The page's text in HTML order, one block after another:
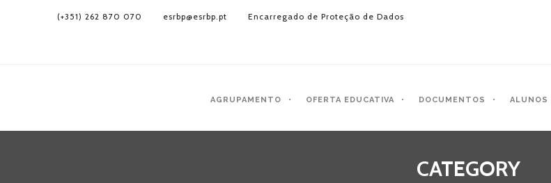
(+351) 262 870 070 esrbp@esrbp.pt Encarregado de Proteção de Dados
AGRUPAMENTO OFERTA EDUCATIVA DOCUMENTOS ALUNOS
CATEGORY